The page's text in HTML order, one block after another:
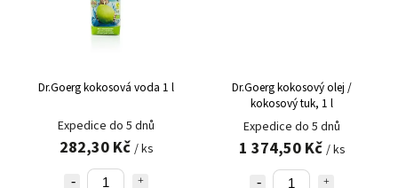
Dr.Goerg kokosová voda 1 l
Expedice do 5 dnů
282,30 Kč / ks
Dr.Goerg kokosový olej /
kokosový tuk, 1 l
Expedice do 5 dnů
1 374,50 Kč / ks